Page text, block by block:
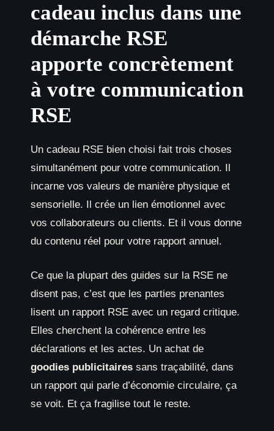
cadeau inclus dans une
démarche RSE
apporte concrètement
à votre communication
RSE
Un cadeau RSE bien choisi fait trois choses
simultanément pour votre communication. Il
incarne vos valeurs de manière physique et
sensorielle. Il crée un lien émotionnel avec
vos collaborateurs ou clients. Et il vous donne
du contenu réel pour votre rapport annuel.
Ce que la plupart des guides sur la RSE ne
disent pas, c’est que les parties prenantes
lisent un rapport RSE avec un regard critique.
Elles cherchent la cohérence entre les
déclarations et les actes. Un achat de
goodies publicitaires sans traçabilité, dans
un rapport qui parle d’économie circulaire, ça
se voit. Et ça fragilise tout le reste.